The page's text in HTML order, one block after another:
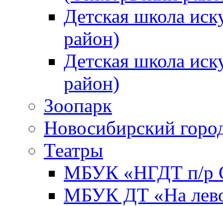
Детская школа
район)
Детская школа
район)
Зоопарк
Новосибирский
Театры
МБУК «НГДТ п/р
МБУК ДТ «На